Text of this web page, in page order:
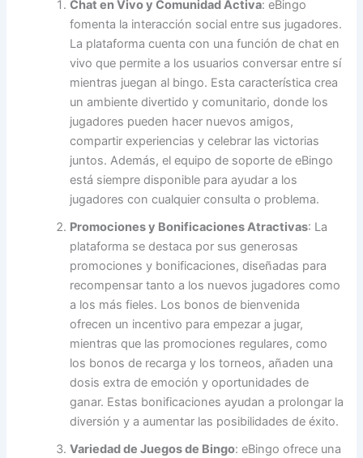
Chat en Vivo y Comunidad Activa: eBingo
fomenta la interacción social entre sus jugadores.
La plataforma cuenta con una función de chat en
vivo que permite a los usuarios conversar entre sí
mientras juegan al bingo. Esta característica crea
un ambiente divertido y comunitario, donde los
jugadores pueden hacer nuevos amigos,
compartir experiencias y celebrar las victorias
juntos. Además, el equipo de soporte de eBingo
está siempre disponible para ayudar a los
jugadores con cualquier consulta o problema.
Promociones y Bonificaciones Atractivas: La
plataforma se destaca por sus generosas
promociones y bonificaciones, diseñadas para
recompensar tanto a los nuevos jugadores como
a los más fieles. Los bonos de bienvenida
ofrecen un incentivo para empezar a jugar,
mientras que las promociones regulares, como
los bonos de recarga y los torneos, añaden una
dosis extra de emoción y oportunidades de
ganar. Estas bonificaciones ayudan a prolongar la
diversión y a aumentar las posibilidades de éxito.
Variedad de Juegos de Bingo: eBingo ofrece una